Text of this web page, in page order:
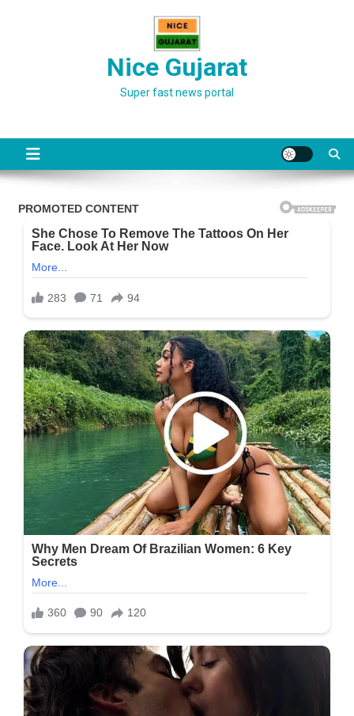
Nice Gujarat
Super fast news portal